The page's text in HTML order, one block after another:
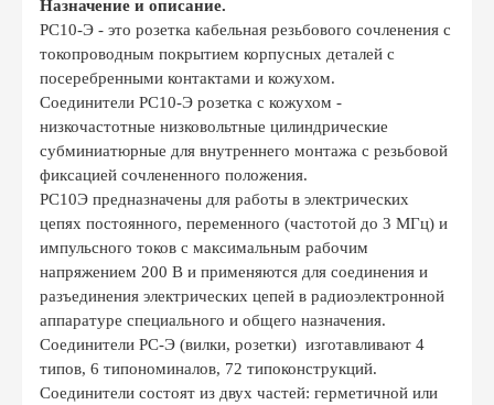
Назначение и описание.
РС10-Э - это розетка кабельная резьбового сочленения с
токопроводным покрытием корпусных деталей с
посеребренными контактами и кожухом.
Соединители РС10-Э розетка с кожухом -
низкочастотные низковольтные цилиндрические
субминиатюрные для внутреннего монтажа с резьбовой
фиксацией сочлененного положения.
РС10Э предназначены для работы в электрических
цепях постоянного, переменного (частотой до 3 МГц) и
импульсного токов с максимальным рабочим
напряжением 200 B и применяются для соединения и
разъединения электрических цепей в радиоэлектронной
аппаратуре специального и общего назначения.
Соединители РС-Э (вилки, розетки) изготавливают 4
типов, 6 типономиналов, 72 типоконструкций.
Соединители состоят из двух частей: герметичной или